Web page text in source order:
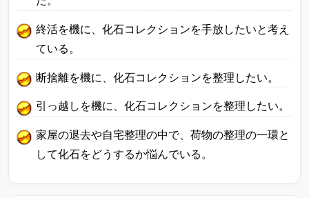
終活を機に、化石コレクションを手放したいと考え
ている。
断捨離を機に、化石コレクションを整理したい。
引っ越しを機に、化石コレクションを整理したい。
家屋の退去や自宅整理の中で、荷物の整理の一環と
して化石をどうするか悩んでいる。